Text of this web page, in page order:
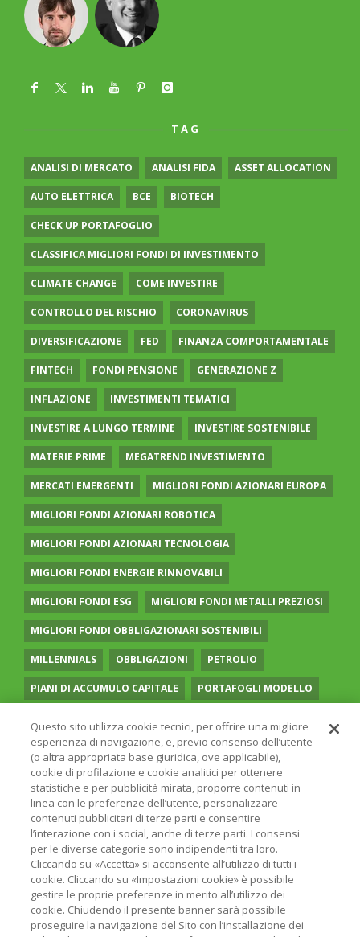
TAG
ANALISI DI MERCATO ANALISI FIDA ASSET ALLOCATION
AUTO ELETTRICA BCE BIOTECH
CHECK UP PORTAFOGLIO
CLASSIFICA MIGLIORI FONDI DI INVESTIMENTO
CLIMATE CHANGE COME INVESTIRE
CONTROLLO DEL RISCHIO CORONAVIRUS
DIVERSIFICAZIONE FED FINANZA COMPORTAMENTALE
FINTECH FONDI PENSIONE GENERAZIONE Z
INFLAZIONE INVESTIMENTI TEMATICI
INVESTIRE A LUNGO TERMINE INVESTIRE SOSTENIBILE
MATERIE PRIME MEGATREND INVESTIMENTO
MERCATI EMERGENTI MIGLIORI FONDI AZIONARI EUROPA
MIGLIORI FONDI AZIONARI ROBOTICA
MIGLIORI FONDI AZIONARI TECNOLOGIA
MIGLIORI FONDI ENERGIE RINNOVABILI
MIGLIORI FONDI ESG MIGLIORI FONDI METALLI PREZIOSI
MIGLIORI FONDI OBBLIGAZIONARI SOSTENIBILI
MILLENNIALS OBBLIGAZIONI PETROLIO
PIANI DI ACCUMULO CAPITALE PORTAFOGLI MODELLO
RISPARMIO GESTITO SOCIAL MEDIA STILE VALUE
TASSI UGUAGLIANZA DI GENERE VOLATILITÀ
© 2026 ONLINE SIM - ONLINE SIM È UNA SOCIETÀ DEL
GRUPPO BANCARIOERSEL - P.IVA 12927410154
PRIVACY POLICY
COOKIE INFORMAZIONI LEGALI
Questo sito utilizza cookie tecnici, per offrire una migliore
esperienza di navigazione, e, previo consenso dell’utente
(o altra appropriata base giuridica, ove applicabile),
cookie di profilazione e cookie analitici per ottenere
statistiche e per pubblicità mirata, proporre contenuti in
linea con le preferenze dell’utente, personalizzare
contenuti pubblicitari di terze parti e consentire
l’interazione con i social, anche di terze parti. I consensi
per le diverse categorie sono indipendenti tra loro.
Cliccando su «Accetta» si acconsente all’utilizzo di tutti i
cookie. Cliccando su «Impostazioni cookie» è possibile
gestire le proprie preferenze in merito all’utilizzo dei
cookie. Chiudendo il presente banner sarà possibile
proseguire la navigazione del Sito con l’installazione dei